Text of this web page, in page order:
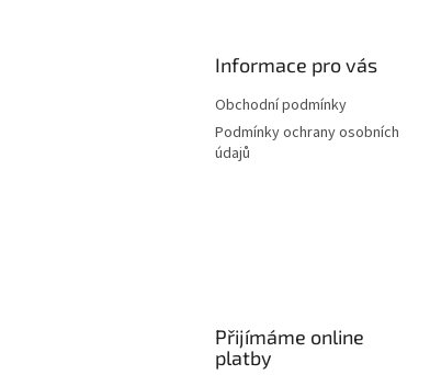
Informace pro vás
Obchodní podmínky
Podmínky ochrany osobních
údajů
Přijímáme online
platby